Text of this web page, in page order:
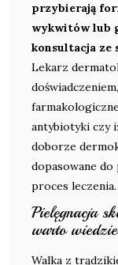
przybierają
wykwitów lub
konsultacja ze
Lekarz
antybiotyki czy
doborze
dopasowane
proces leczenia.
Pielęgnacja
warto
Walka z